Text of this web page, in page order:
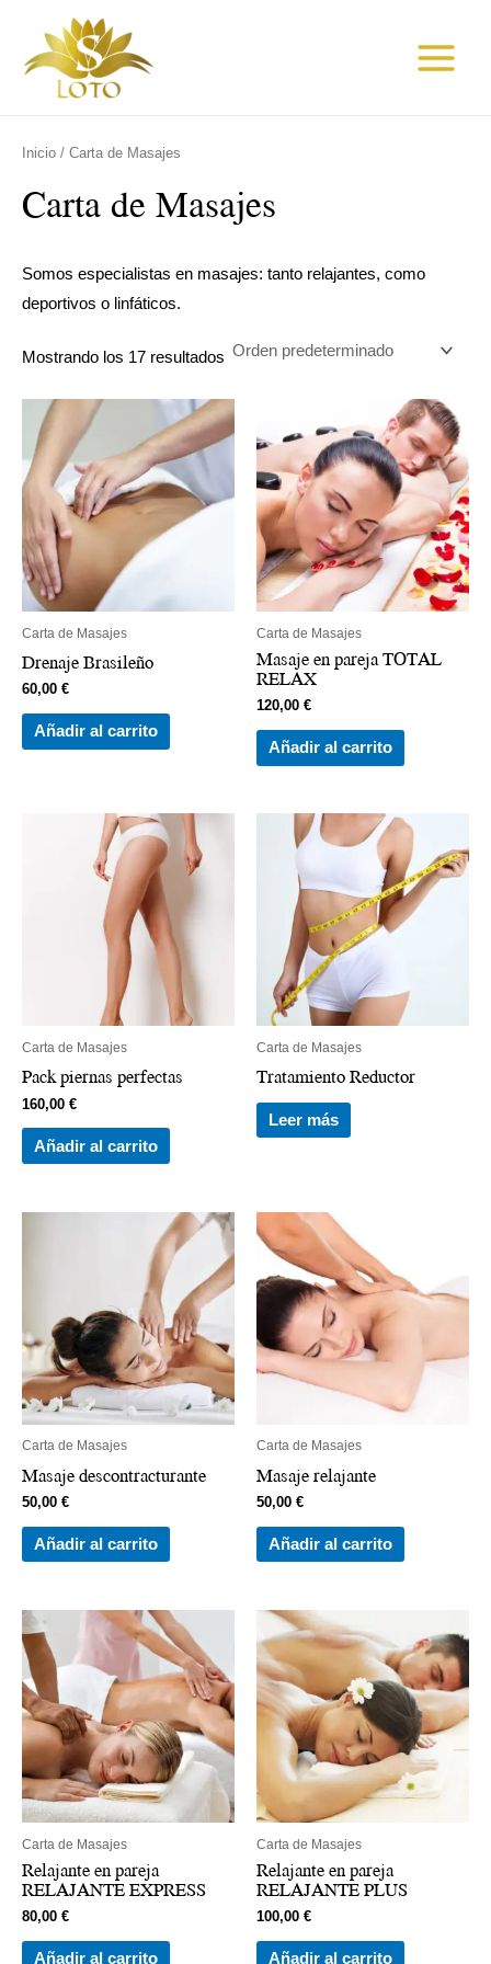
contenido
Menu
Inicio / Carta de Masajes
Carta de Masajes
Somos especialistas en masajes: tanto relajantes, como
deportivos o linfáticos.
Mostrando los 17 resultados
Carta de Masajes
Drenaje Brasileño
60,00 €
Añadir al carrito
Carta de Masajes
Masaje en pareja TOTAL
RELAX
120,00 €
Añadir al carrito
Carta de Masajes
Pack piernas perfectas
160,00 €
Añadir al carrito
Carta de Masajes
Tratamiento Reductor
Leer más
Carta de Masajes
Masaje descontracturante
50,00 €
Añadir al carrito
Carta de Masajes
Masaje relajante
50,00 €
Añadir al carrito
Carta de Masajes
Relajante en pareja
RELAJANTE EXPRESS
80,00 €
Añadir al carrito
Carta de Masajes
Relajante en pareja
RELAJANTE PLUS
100,00 €
Añadir al carrito